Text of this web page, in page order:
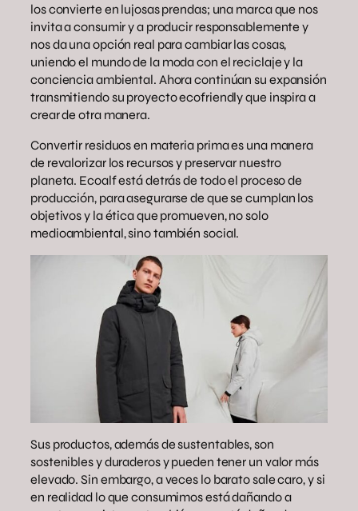
los convierte en lujosas prendas; una marca que nos
invita a consumir y a producir responsablemente y
nos da una opción real para cambiar las cosas,
uniendo el mundo de la moda con el reciclaje y la
conciencia ambiental. Ahora continúan su expansión
transmitiendo su proyecto ecofriendly que inspira a
crear de otra manera.
Convertir residuos en materia prima es una manera
de revalorizar los recursos y preservar nuestro
planeta. Ecoalf está detrás de todo el proceso de
producción, para asegurarse de que se cumplan los
objetivos y la ética que promueven, no solo
medioambiental, sino también social.
Sus productos, además de sustentables, son
sostenibles y duraderos y pueden tener un valor más
elevado. Sin embargo, a veces lo barato sale caro, y si
en realidad lo que consumimos está dañando a